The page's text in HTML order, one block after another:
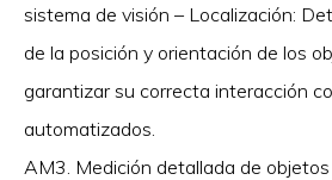
sistema de visión – Localización:
de la posición y orientación de los
garantizar su correcta interacción
automatizados.
AM3. Medición detallada de